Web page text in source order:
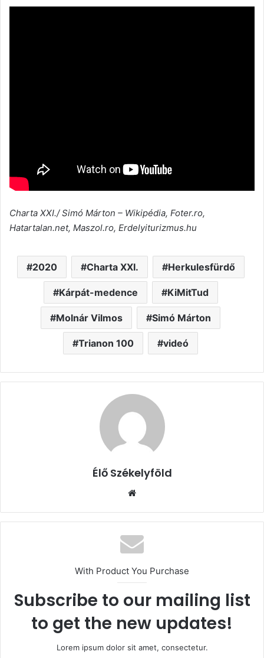
Charta XXI./ Simó Márton – Wikipédia, Foter.ro,
Hatartalan.net, Maszol.ro, Erdelyiturizmus.hu
2020 Charta XXI. Herkulesfürdő
Kárpát-medence KiMitTud
Molnár Vilmos Simó Márton
Trianon 100 videó
Élő Székelyföld
With Product You Purchase
Subscribe to our mailing list
to get the new updates!
Lorem ipsum dolor sit amet, consectetur.